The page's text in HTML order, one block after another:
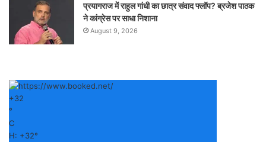
प्रयागराज में राहुल गांधी का छात्र संवाद फ्लॉप? ब्रजेश पाठक
ने कांग्रेस पर साधा निशाना
August 9, 2026
+32
°
C
H: +32°